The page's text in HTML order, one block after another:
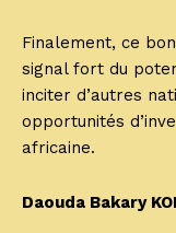
Finalement, ce
signal fort du
inciter d’autres
opportunités
africaine.
Daouda Bakary